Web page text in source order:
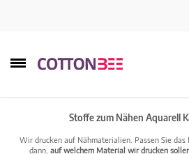
Stoffe zum Nähen Aquarell
Wir drucken auf Nähmaterialien. Passen Sie das
dann, auf welchem Material wir drucken